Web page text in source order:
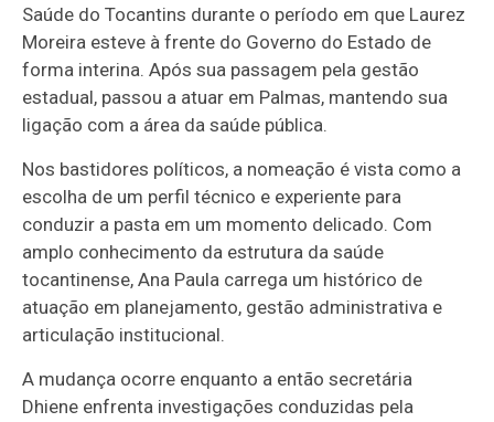
Saúde do Tocantins durante o período em que Laurez
Moreira esteve à frente do Governo do Estado de
forma interina. Após sua passagem pela gestão
estadual, passou a atuar em Palmas, mantendo sua
ligação com a área da saúde pública.
Nos bastidores políticos, a nomeação é vista como a
escolha de um perfil técnico e experiente para
conduzir a pasta em um momento delicado. Com
amplo conhecimento da estrutura da saúde
tocantinense, Ana Paula carrega um histórico de
atuação em planejamento, gestão administrativa e
articulação institucional.
A mudança ocorre enquanto a então secretária
Dhiene enfrenta investigações conduzidas pela